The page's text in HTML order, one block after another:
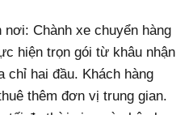
Chành xe chuyển hàng
hiện trọn gói từ khâu nhận
chỉ hai đầu. Khách hàng
thêm đơn vị trung gian.